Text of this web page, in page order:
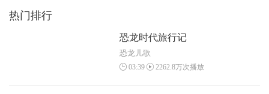
热门排行
恐龙时代旅行记
恐龙儿歌
03:39 2262.8万次播放